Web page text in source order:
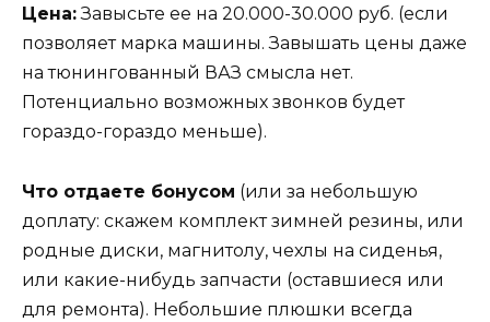
Цена:Завысьте ее на 20.000-30.000 руб. (если
позволяет марка машины. Завышать цены даже
на тюнингованный ВАЗ смысла нет.
Потенциально возможных звонков будет
гораздо-гораздо меньше).
Что отдаете бонусом (или за небольшую
доплату: скажем комплект зимней резины, или
родные диски, магнитолу, чехлы на сиденья,
или какие-нибудь запчасти (оставшиеся или
для ремонта). Небольшие плюшки всегда